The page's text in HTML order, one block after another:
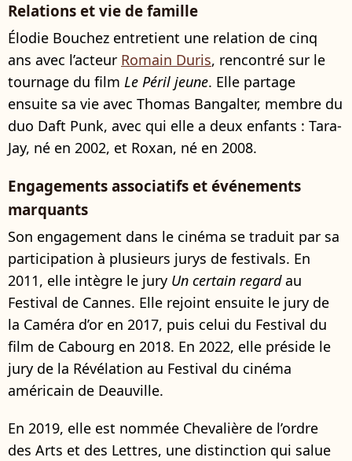
Relations et vie de famille
Élodie Bouchez entretient une relation de cinq
ans avec l’acteur Romain Duris, rencontré sur le
tournage du film Le Péril jeune. Elle partage
ensuite sa vie avec Thomas Bangalter, membre du
duo Daft Punk, avec qui elle a deux enfants : Tara-
Jay, né en 2002, et Roxan, né en 2008.
Engagements associatifs et événements
marquants
Son engagement dans le cinéma se traduit par sa
participation à plusieurs jurys de festivals. En
2011, elle intègre le jury Un certain regardau
Festival de Cannes. Elle rejoint ensuite le jury de
la Caméra d’or en 2017, puis celui du Festival du
film de Cabourg en 2018. En 2022, elle préside le
jury de la Révélation au Festival du cinéma
américain de Deauville.
En 2019, elle est nommée Chevalière de l’ordre
des Arts et des Lettres, une distinction qui salue